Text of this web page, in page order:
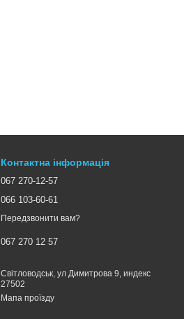
Контактна інформація
067 270-12-57
066 103-60-61
Передзвонити вам?
067 270 12 57
Світловодськ, ул Димитрова 9, индекс
27502
Мапа проїзду